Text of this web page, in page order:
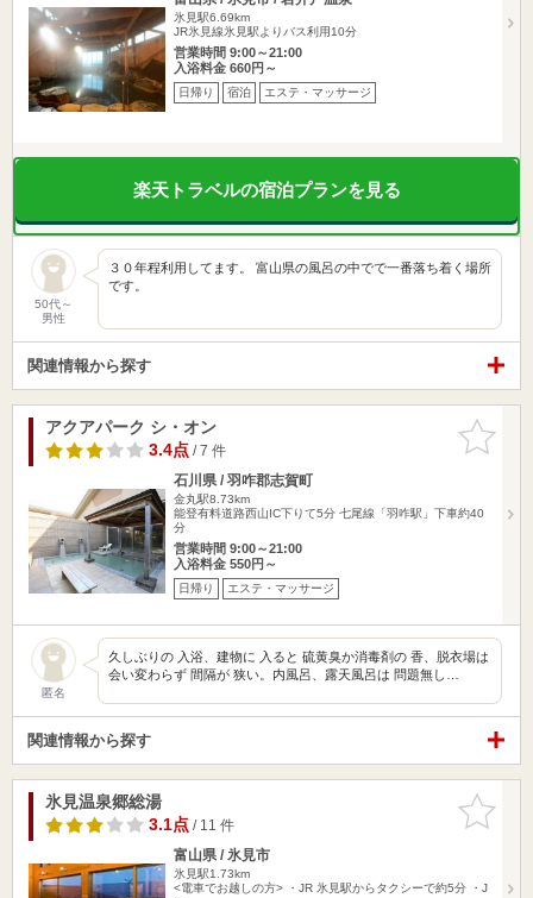
氷見駅6.69km
JR氷見線氷見駅よりバス利用10分
営業時間 9:00～21:00
入浴料金 660円～
日帰り 宿泊 エステ・マッサージ
楽天トラベルの宿泊プランを見る
50代～
男性
３０年程利用してます。 富山県の風呂の中でで一番落ち着く場所
です。
関連情報から探す
お気に入
りに追加
アクアパーク シ・オン
3.4点/ 7 件
石川県 / 羽咋郡志賀町
金丸駅8.73km
能登有料道路西山IC下りて5分 七尾線「羽咋駅」下車約40
分
営業時間 9:00～21:00
入浴料金 550円～
日帰り エステ・マッサージ
匿名
久しぶりの 入浴、建物に 入ると 硫黄臭か消毒剤の 香、脱衣場は
会い変わらず 間隔が 狭い。内風呂、露天風呂は 問題無し…
関連情報から探す
お気に入
りに追加
氷見温泉郷総湯
3.1点/ 11 件
富山県 / 氷見市
氷見駅1.73km
<電車でお越しの方> ・JR 氷見駅からタクシーで約5分 ・J